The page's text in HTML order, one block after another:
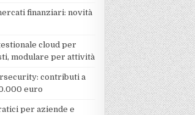
finanziari: novità
cloud per
modulare per attività
contributi a
euro
per aziende e